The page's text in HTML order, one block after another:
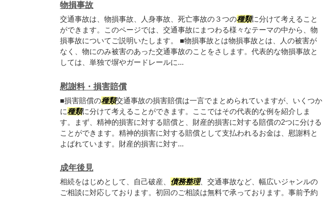
物損事故
交通事故は、物損事故、人身事故、死亡事故の３つの種類に分けて考えること
ができます。このページでは、交通事故にまつわる様々なテーマの中から、物
損事故についてご説明いたします。 ■物損事故とは物損事故とは、人の被害が
なく、物にのみ被害のあった交通事故のことをさします。代表的な物損事故と
しては、単独で塀やガードレールに...
慰謝料・損害賠償
■損害賠償の種類交通事故の損害賠償は一言でまとめられていますが、いくつか
に種類に分けて考えることができます。ここではその代表的な例を紹介しま
す。まず、精神的損害に対する賠償と、財産的損害に対する賠償の2つに分ける
ことができます。精神的損害に対する賠償として支払われるお金は、慰謝料と
よばれています。財産的損害に対す...
成年後見
相続をはじめとして、自己破産、 債務整理、交通事故など、幅広いジャンルの
ご相談に対応しております。初回のご相談は無料で承っております。事前予約